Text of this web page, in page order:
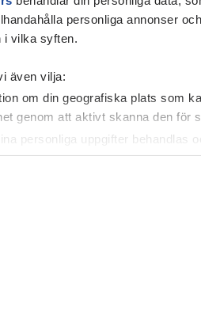
personliga annonser
vilka syften.
även vilja:
om din geografiska plats som
genom att aktivt skanna den för
personliga uppgifter behandlas
för att anpassa innehållet